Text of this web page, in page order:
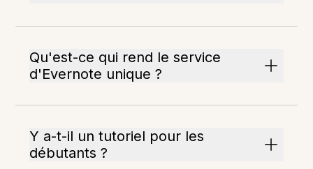
Qu'est-ce qui rend le service
d'Evernote unique ?
Y a-t-il un tutoriel pour les
débutants ?